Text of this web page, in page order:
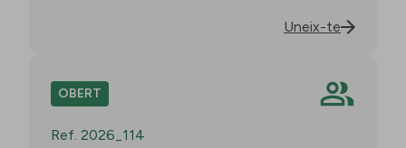
Uneix-te
OBERT
Ref. 2026_114